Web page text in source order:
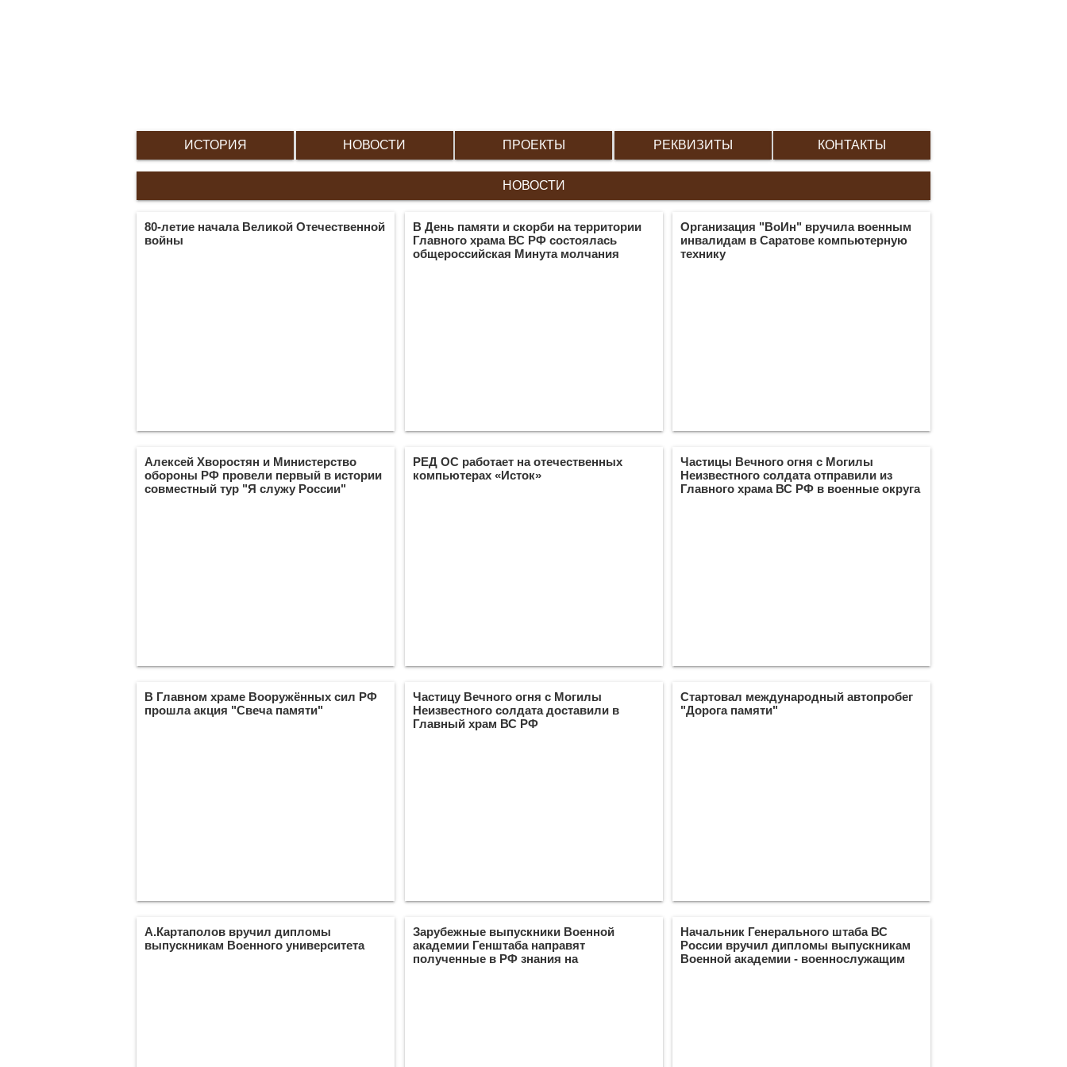
ИСТОРИЯ НОВОСТИ ПРОЕКТЫ РЕКВИЗИТЫ КОНТАКТЫ
НОВОСТИ
80-летие начала Великой Отечественной
войны
В День памяти и скорби на территории
Главного храма ВС РФ состоялась
общероссийская Минута молчания
Организация "ВоИн" вручила военным
инвалидам в Саратове компьютерную
технику
Алексей Хворостян и Министерство
обороны РФ провели первый в истории
совместный тур "Я служу России"
РЕД ОС работает на отечественных
компьютерах «Исток»
Частицы Вечного огня с Могилы
Неизвестного солдата отправили из
Главного храма ВС РФ в военные округа
В Главном храме Вооружённых сил РФ
прошла акция "Свеча памяти"
Частицу Вечного огня с Могилы
Неизвестного солдата доставили в
Главный храм ВС РФ
Стартовал международный автопробег
"Дорога памяти"
А.Картаполов вручил дипломы
выпускникам Военного университета
Зарубежные выпускники Военной
академии Генштаба направят
полученные в РФ знания на
Начальник Генерального штаба ВС
России вручил дипломы выпускникам
Военной академии - военнослужащим